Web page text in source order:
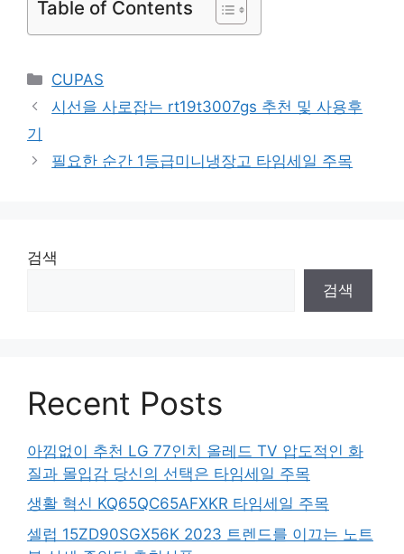
Table of Contents
Categories
CUPAS
시선을 사로잡는 rt19t3007gs 추천 및 사용후
기
필요한 순간 1등급미니냉장고 타임세일 주목
검색
검색
Recent Posts
아낌없이 추천 LG 77인치 올레드 TV 압도적인 화
질과 몰입감 당신의 선택은 타임세일 주목
생활 혁신 KQ65QC65AFXKR 타임세일 주목
셀럽 15ZD90SGX56K 2023 트렌드를 이끄는 노트